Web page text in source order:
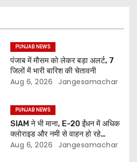
PUNJAB NEWS
पंजाब में मौसम को लेकर बड़ा अलर्ट, 7
जिलों में भारी बारिश की चेतावनी
Aug 6, 2026 Jangesamachar
PUNJAB NEWS
SIAM ने भी माना, E-20 ईंधन में अधिक
क्लोराइड और नमी से वाहन हो रहे
प्रभावित: अरविंद केजरीवाल
Aug 6, 2026 Jangesamachar